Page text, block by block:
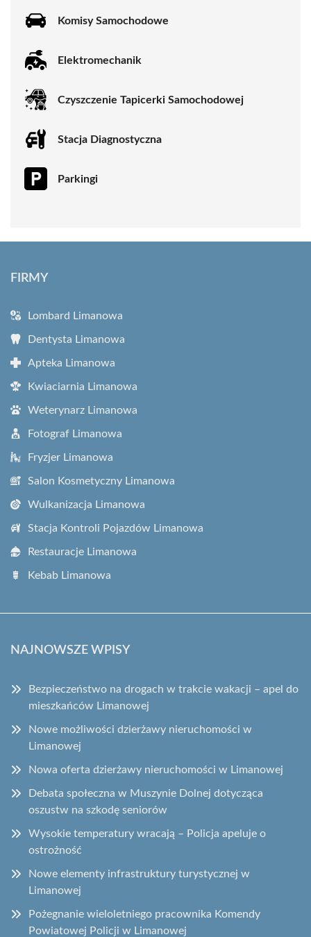
Komisy Samochodowe
Elektromechanik
Czyszczenie Tapicerki Samochodowej
Stacja Diagnostyczna
Parkingi
FIRMY
Lombard Limanowa
Dentysta Limanowa
Apteka Limanowa
Kwiaciarnia Limanowa
Weterynarz Limanowa
Fotograf Limanowa
Fryzjer Limanowa
Salon Kosmetyczny Limanowa
Wulkanizacja Limanowa
Stacja Kontroli Pojazdów Limanowa
Restauracje Limanowa
Kebab Limanowa
NAJNOWSZE WPISY
Bezpieczeństwo na drogach w trakcie wakacji – apel do
mieszkańców Limanowej
Nowe możliwości dzierżawy nieruchomości w
Limanowej
Nowa oferta dzierżawy nieruchomości w Limanowej
Debata społeczna w Muszynie Dolnej dotycząca
oszustw na szkodę seniorów
Wysokie temperatury wracają – Policja apeluje o
ostrożność
Nowe elementy infrastruktury turystycznej w
Limanowej
Pożegnanie wieloletniego pracownika Komendy
Powiatowej Policji w Limanowej